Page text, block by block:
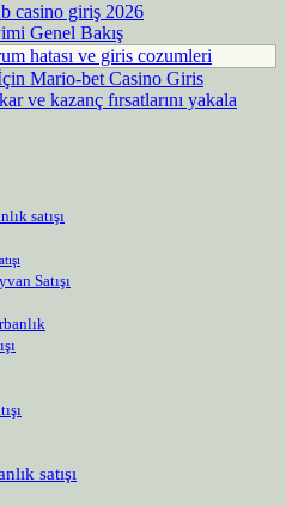
casino giriş 2026
Genel Bakış
hatası ve giris cozumleri
Mario-bet Casino Giris
ve kazanç fırsatlarını yakala
satışı
Satışı
satışı